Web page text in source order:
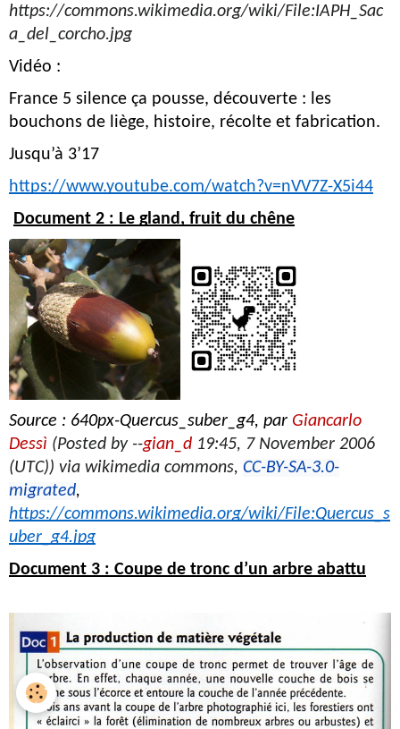
https://commons.wikimedia.org/wiki/File:IAPH_Sac
a_del_corcho.jpg
Vidéo :
France 5 silence ça pousse, découverte : les
bouchons de liège, histoire, récolte et fabrication.
Jusqu’à 3’17
https://www.youtube.com/watch?v=nVV7Z-X5i44
Document 2 : Le gland, fruit du chêne
Source : 640px-Quercus_suber_g4, par Giancarlo
Dessì (Posted by --gian_d 19:45, 7 November 2006
(UTC)) via wikimedia commons, CC-BY-SA-3.0-
migrated
https://commons.wikimedia.org/wiki/File:Quercus_s
uber_g4.jpg
Document 3 : Coupe de tronc d’un arbre abattu